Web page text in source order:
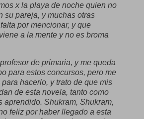
x la playa de noche quien no
su pareja, y muchas otras
por mencionar, y que
a la mente y no es broma
de primaria, y me queda
para estos concursos, pero me
hacerlo, y trato de que mis
de esta novela, tanto como
aprendido. Shukram, Shukram,
feliz por haber llegado a esta